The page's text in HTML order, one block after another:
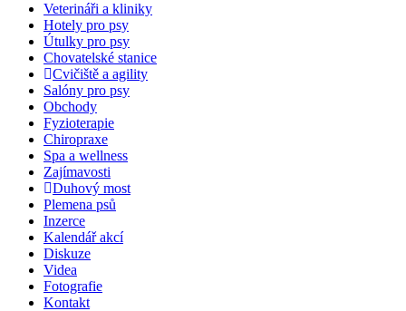
Veterináři a kliniky
Hotely pro psy
Útulky pro psy
Chovatelské stanice
Cvičiště a agility
Salóny pro psy
Obchody
Fyzioterapie
Chiropraxe
Spa a wellness
Zajímavosti
Duhový most
Plemena psů
Inzerce
Kalendář akcí
Diskuze
Videa
Fotografie
Kontakt